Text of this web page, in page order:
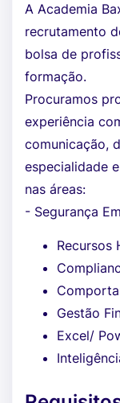
A Academia
recrutamento
bolsa de
formação.
Procuramos
experiência
comunicação,
especialidade
nas áreas:
- Segurança
Recursos
Gestão
Excel/